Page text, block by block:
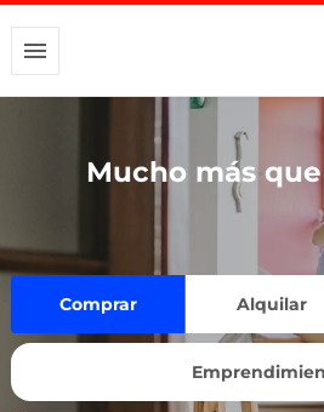
Mucho más
Comprar Alquilar